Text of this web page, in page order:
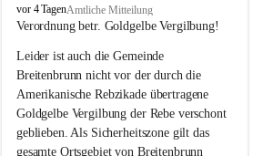
B
r
i
t
e
n
b
r
vor 4 TagenAmtliche Mitteilung
Verordnung betr. Goldgelbe Vergilbung!
Leider ist auch die Gemeinde
Breitenbrunn nicht vor der durch die
Amerikanische Rebzikade übertragene
Goldgelbe Vergilbung der Rebe verschont
geblieben. Als Sicherheitszone gilt das
gesamte Ortsgebiet von Breitenbrunn